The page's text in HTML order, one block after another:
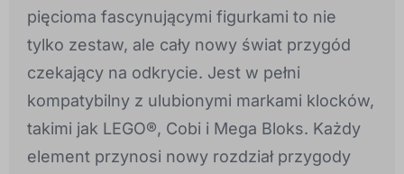
pięcioma fascynującymi figurkami to nie
tylko zestaw, ale cały nowy świat przygód
czekający na odkrycie. Jest w pełni
kompatybilny z ulubionymi markami klocków,
takimi jak LEGO®, Cobi i Mega Bloks. Każdy
element przynosi nowy rozdział przygody